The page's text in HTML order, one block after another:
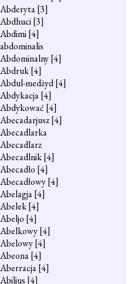
Abderyta[3]
Abdhuci[3]
Abdimi[4]
abdominalis
Abdominalny[4]
Abdruk[4]
Abdul-medżyd[4]
Abdykacja[4]
Abdykować [4]
Abecadarjusz[4]
Abecadlarka
Abecadlarz
Abecadlnik[4]
Abecadło [4]
Abecadłowy[4]
Abelagja[4]
Abelek[4]
Abeljo [4]
Abelkowy[4]
Abelowy[4]
Abeona[4]
Aberracja[4]
Abiljus [4]